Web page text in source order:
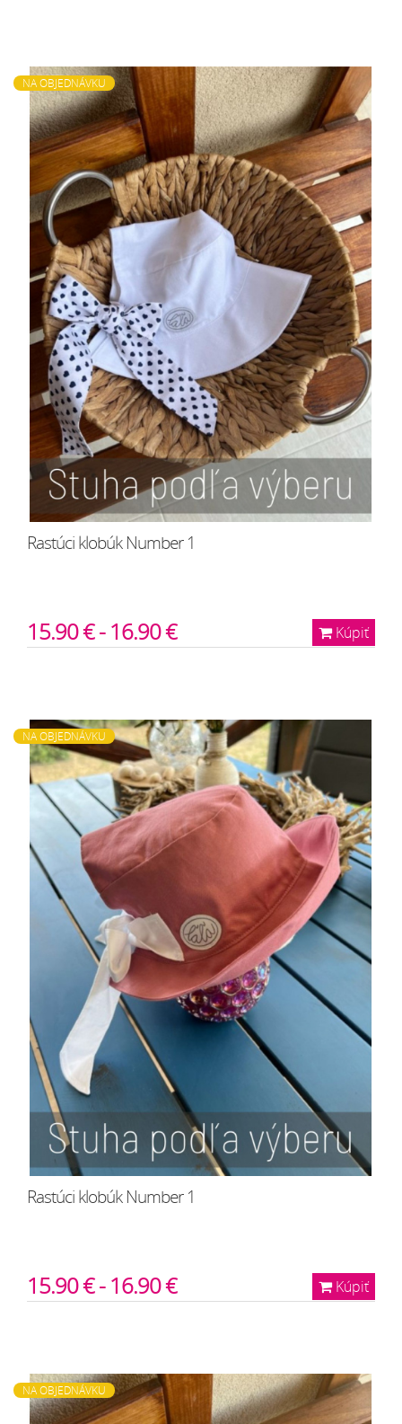
NA OBJEDNÁVKU
Rastúci klobúk Number 1
Kúpiť
15.90 € - 16.90 €
NA OBJEDNÁVKU
Rastúci klobúk Number 1
Kúpiť
15.90 € - 16.90 €
NA OBJEDNÁVKU